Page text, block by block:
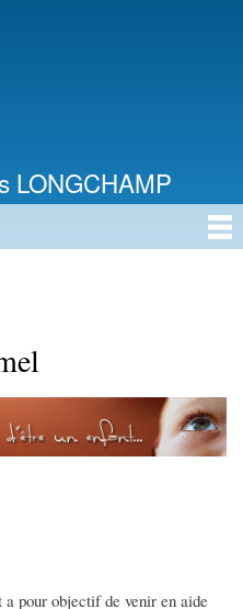
LONGCHAMP
pour objectif de venir en aide